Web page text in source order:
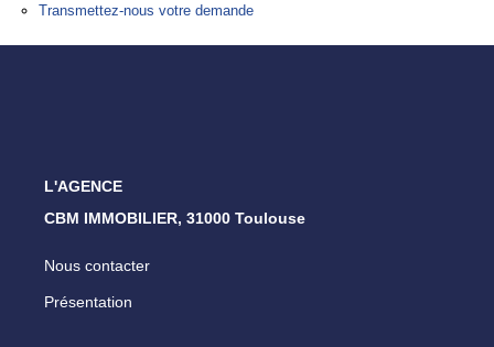
ESTIMATION
Transmettez-nous votre demande
L'AGENCE
CBM IMMOBILIER, 31000 Toulouse
Nous contacter
Présentation